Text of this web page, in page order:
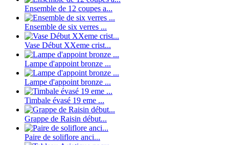
Ensemble de 12 coupes a...
Ensemble de six verres ...
Vase Début XXeme crist...
Lampe d'appoint bronze ...
Lampe d'appoint bronze ...
Timbale évasé 19 eme ...
Grappe de Raisin début...
Paire de soliflore anci...